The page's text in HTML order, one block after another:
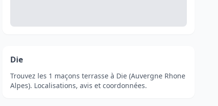
Die
Trouvez les 1 maçons terrasse à Die (Auvergne Rhone
Alpes). Localisations, avis et coordonnées.